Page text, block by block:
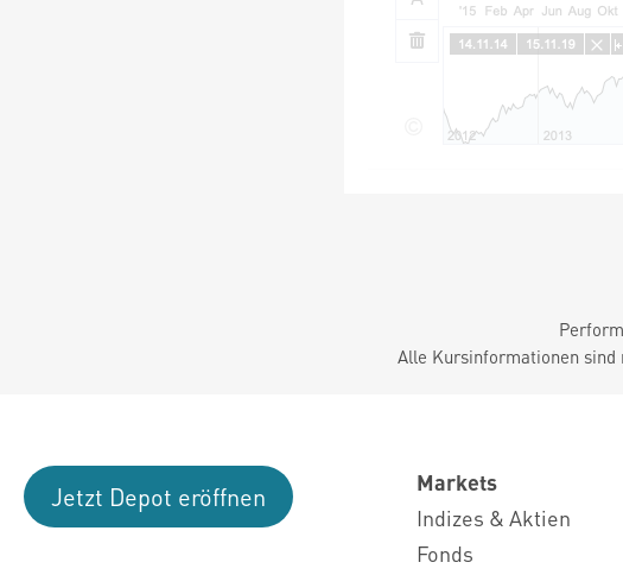
Alle Kursinformationen sind
Jetzt Depot eröffnen
Markets
Indizes & Aktien
Fonds